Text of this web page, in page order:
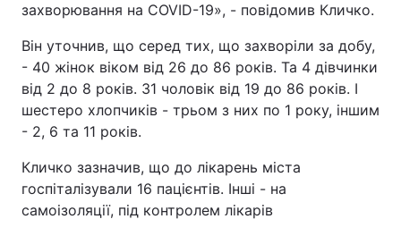
захворювання на COVID-19», - повідомив Кличко.
Він уточнив, що серед тих, що захворіли за добу,
- 40 жінок віком від 26 до 86 рокiв. Та 4 дівчинки
від 2 до 8 років. 31 чоловік від 19 до 86 рокiв. І
шестеро хлопчиків - трьом з них по 1 року, іншим
- 2, 6 та 11 років.
Кличко зазначив, що до лікарень міста
госпіталізували 16 пацієнтів. Інші - на
самоізоляції, під контролем лікарів